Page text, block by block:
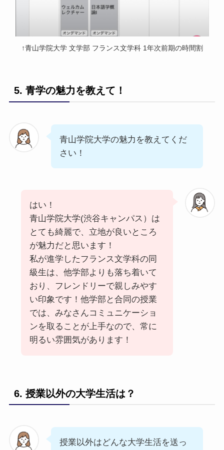
↑青山学院大学 文学部 フランス文学科 1年次前期の時間割
5. 青学の魅力を教えて！
青山学院大学の魅力を教えてくだ
さい！
はい！
青山学院大学(渋谷キャンパス）は
とても綺麗で、立地が良いところ
が魅力だと思います！
私が進学したフランス文学科の同
級生は、他学部よりも落ち着いて
おり、フレンドリーで親しみやす
い印象です！他学部と合同の授業
では、みなさんコミュニケーショ
ンを取ることが上手なので、常に
明るい雰囲気があります！
6. 授業以外の大学生活は？
授業以外はどんな大学生活を送っ